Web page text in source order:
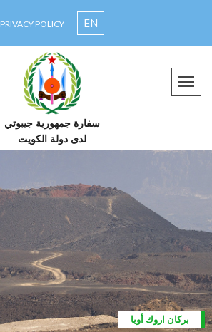
EN
PRIVACY POLICY
سفارة جمهورية جيبوتي
لدى دولة الكويت
بركان اروك أوبا